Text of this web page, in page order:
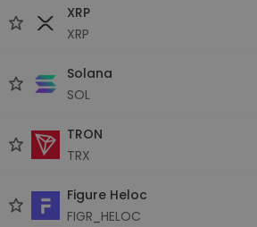
XRP
XRP
Solana
SOL
TRON
TRX
Figure Heloc
FIGR_HELOC